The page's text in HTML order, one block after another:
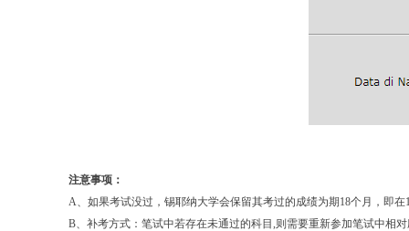
注意事项：
A、如果考试没过，锡耶纳大学会保留其考过的成绩为期18个月，即
B、补考方式：笔试中若存在未通过的科目,则需要重新参加笔试中相